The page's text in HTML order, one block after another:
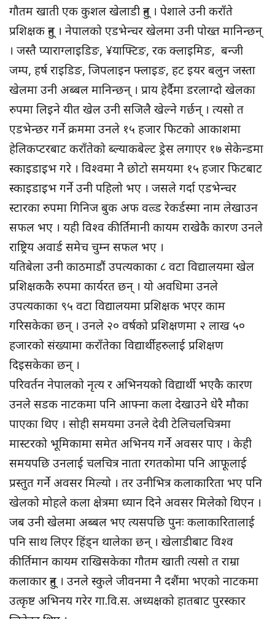
गौतम खाती एक कुशल खेलाडी हुन् । पेशाले उनी कराँते
प्रशिक्षक हुन् । नेपालको एडभेन्चर खेलमा उनी पोख्त मानिन्छन्
। जस्तै प्याराग्लाइडिङ, ¥याफ्टिङ, रक क्लाइमिङ, बन्जी
जम्प, हर्ष राइडिङ, जिपलाइन फ्लाइङ, हट इयर बलुन जस्ता
खेलमा उनी अब्बल मानिन्छन् । प्राय हेर्दैमा डरलाग्दो खेलका
रुपमा लिइने यीत खेल उनी सजिलै खेल्ने गर्छन् । त्यसो त
एडभेन्छर गर्ने क्रममा उनले १५ हजार फिटको आकाशमा
हेलिकप्टरबाट कराँतेको ब्ल्याकबेल्ट ड्रेस लगाएर १७ सेकेन्डमा
स्काइडाइभ गरे । विश्वमा नै छोटो समयमा १५ हजार फिटबाट
स्काइडाइभ गर्ने उनी पहिलो भए । जसले गर्दा एडभेन्चर
स्टारका रुपमा गिनिज बुक अफ वल्र्ड रेकर्डस्मा नाम लेखाउन
सफल भए । यही विश्व कीर्तिमानी कायम राखेकै कारण उनले
राष्ट्रिय अवार्ड समेच चुम्न सफल भए ।
यतिबेला उनी काठमाडौं उपत्यकाका ८ वटा विद्यालयमा खेल
प्रशिक्षककै रुपमा कार्यरत छन् । यो अवधिमा उनले
उपत्यकाका ९५ वटा विद्यालयमा प्रशिक्षक भएर काम
गरिसकेका छन् । उनले २० वर्षको प्रशिक्षणमा २ लाख ५०
हजारको संख्यामा कराँतेका विद्यार्थीहरुलाई प्रशिक्षण
दिइसकेका छन् ।
परिवर्तन नेपालको नृत्य र अभिनयको विद्यार्थी भएकै कारण
उनले सडक नाटकमा पनि आफ्ना कला देखाउने धेरै मौका
पाएका थिए । सोही समयमा उनले देवी टेलिचलचित्रमा
मास्टरको भूमिकामा समेत अभिनय गर्ने अवसर पाए । केही
समयपछि उनलाई चलचित्र नाता रगतकोमा पनि आफूलाई
प्रस्तुत गर्ने अवसर मिल्यो । तर उनीभित्र कलाकारिता भए पनि
खेलको मोहले कला क्षेत्रमा ध्यान दिने अवसर मिलेको थिएन ।
जब उनी खेलमा अब्बल भए त्यसपछि पुनः कलाकारितालाई
पनि साथ लिएर हिंड्न थालेका छन् । खेलाडीबाट विश्व
कीर्तिमान कायम राखिसकेका गौतम खाती त्यसो त राम्रा
कलाकार हुन् । उनले स्कुले जीवनमा नै दशैंमा भएको नाटकमा
उत्कृष्ट अभिनय गरेर गा.वि.स. अध्यक्षको हातबाट पुरस्कार